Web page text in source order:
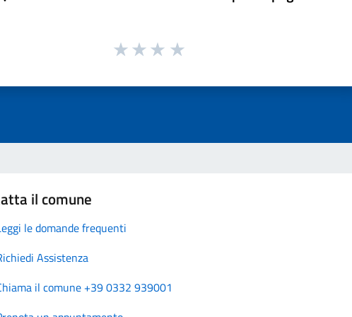
il comune
le domande frequenti
Assistenza
il comune +39 0332 939001